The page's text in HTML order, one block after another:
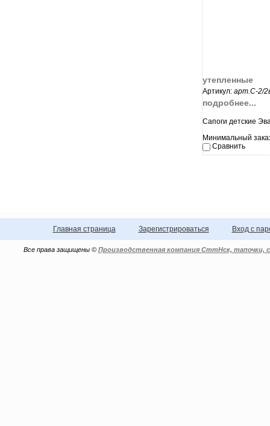
утепленные
Артикул: арт.С-2/
подробнее...
Сапоги детские
Минимальный
Сравнить
Главная страница Зарегистрироваться Вход с
Все права защищены © Производственная компания СттНск, тапочки,